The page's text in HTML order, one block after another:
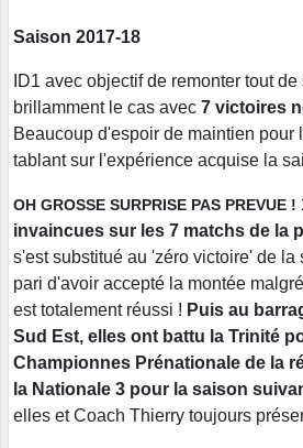
Saison 2017-18
ID1 avec objectif de remonter tout
brillamment le cas avec 7 victoires
Beaucoup d'espoir de maintien pour
tablant sur l'expérience acquise la
OH GROSSE SURPRISE PAS PREVUE !
invaincues sur les 7 matchs de la
s'est substitué au 'zéro victoire' de la
pari d'avoir accepté la montée
est totalement réussi ! Puis au
Sud Est, elles ont battu la Trinité
Championnes Prénationale de la
la Nationale 3 pour la saison
elles et Coach Thierry toujours